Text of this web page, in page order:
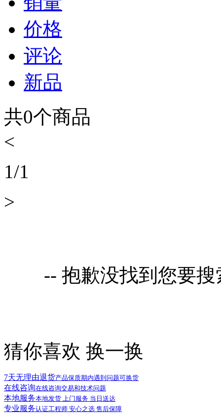
价格
评论
新品
共0个商品
<
1/1
>
-- 抱歉没找到您要
猜你喜欢 换一换
7天无理由退货产品保质期内遇到问题可换货
在线咨询在线咨询交易和技术问题
本地服务本地发货 上门服务 当日送达
专业服务认证工程师 安心之选 售后保障